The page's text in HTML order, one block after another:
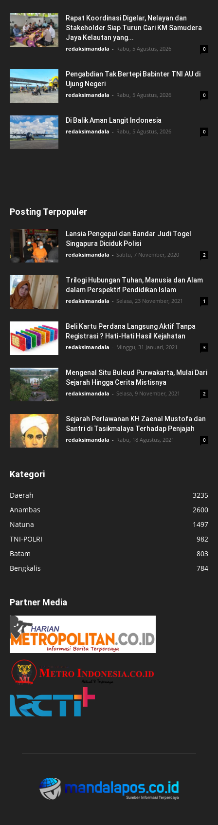
Rapat Koordinasi Digelar, Nelayan dan
Stakeholder Siap Turun Cari KM Samudera
Jaya Kelautan yang...
redaksimandala - Rabu, 5 Agustus, 2026 0
Pengabdian Tak Bertepi Babinter TNI AU di
Ujung Negeri
redaksimandala - Rabu, 5 Agustus, 2026 0
Di Balik Aman Langit Indonesia
redaksimandala - Rabu, 5 Agustus, 2026 0
Posting Terpopuler
Lansia Pengepul dan Bandar Judi Togel
Singapura Diciduk Polisi
redaksimandala - Sabtu, 7 November, 2020 2
Trilogi Hubungan Tuhan, Manusia dan Alam
dalam Perspektif Pendidikan Islam
redaksimandala - Selasa, 23 November, 2021 1
Beli Kartu Perdana Langsung Aktif Tanpa
Registrasi ? Hati-Hati Hasil Kejahatan
redaksimandala - Minggu, 31 Januari, 2021 3
Mengenal Situ Buleud Purwakarta, Mulai Dari
Sejarah Hingga Cerita Mistisnya
redaksimandala - Selasa, 9 November, 2021 2
Sejarah Perlawanan KH Zaenal Mustofa dan
Santri di Tasikmalaya Terhadap Penjajah
redaksimandala - Rabu, 18 Agustus, 2021 0
Kategori
Daerah
3235
Anambas
2600
Natuna
1497
TNI-POLRI
982
Batam
803
Bengkalis
784
Partner Media